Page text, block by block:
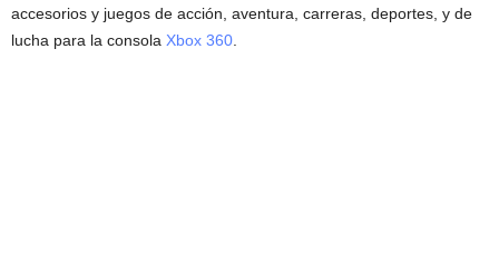
accesorios y juegos de acción, aventura, carreras, deportes, y de
lucha para la consola Xbox 360